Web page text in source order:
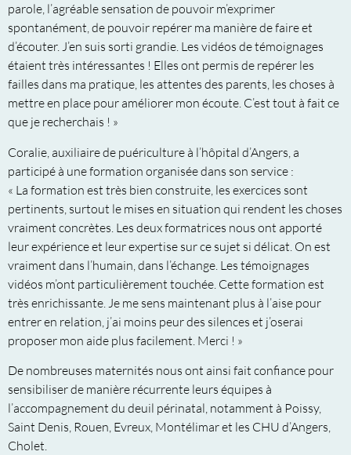
parole, l’agréable sensation de pouvoir m’exprimer
spontanément, de pouvoir repérer ma manière de faire et
d’écouter. J’en suis sorti grandie. Les vidéos de témoignages
étaient très intéressantes ! Elles ont permis de repérer les
failles dans ma pratique, les attentes des parents, les choses à
mettre en place pour améliorer mon écoute. C’est tout à fait ce
que je recherchais ! »
Coralie, auxiliaire de puériculture à l’hôpital d’Angers, a
participé à une formation organisée dans son service :
« La formation est très bien construite, les exercices sont
pertinents, surtout le mises en situation qui rendent les choses
vraiment concrètes. Les deux formatrices nous ont apporté
leur expérience et leur expertise sur ce sujet si délicat. On est
vraiment dans l’humain, dans l’échange. Les témoignages
vidéos m’ont particulièrement touchée. Cette formation est
très enrichissante. Je me sens maintenant plus à l’aise pour
entrer en relation, j’ai moins peur des silences et j’oserai
proposer mon aide plus facilement. Merci ! »
De nombreuses maternités nous ont ainsi fait confiance pour
sensibiliser de manière récurrente leurs équipes à
l’accompagnement du deuil périnatal, notamment à Poissy,
Saint Denis, Rouen, Evreux, Montélimar et les CHU d’Angers,
Cholet.